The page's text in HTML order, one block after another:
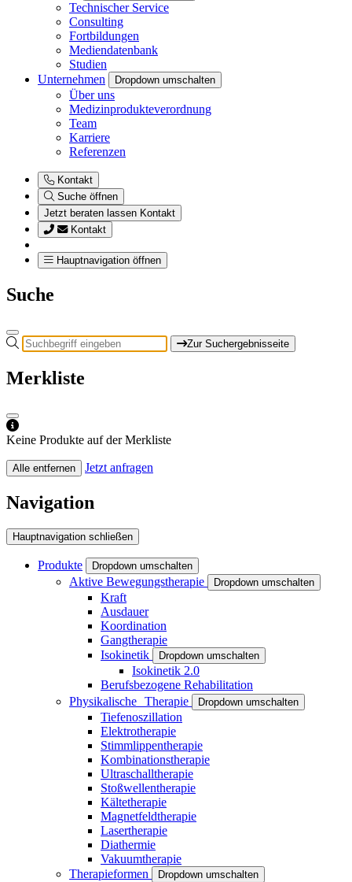
Technischer Service
Consulting
Fortbildungen
Mediendatenbank
Studien
Unternehmen
Dropdown umschalten
Über uns
Medizinprodukteverordnung
Team
Karriere
Referenzen
Kontakt
Suche öffnen
Jetzt beraten lassen Kontakt
Kontakt
Hauptnavigation öffnen
Suche
Zur Suchergebnisseite
Merkliste
Keine Produkte auf der Merkliste
Alle entfernen Jetzt anfragen
Navigation
Hauptnavigation schließen
Produkte Dropdown umschalten
Aktive Bewegungstherapie Dropdown umschalten
Kraft
Ausdauer
Koordination
Gangtherapie
Isokinetik
Dropdown umschalten
Isokinetik 2.0
Berufsbezogene Rehabilitation
Physikalische Therapie
Dropdown umschalten
Tiefenoszillation
Elektrotherapie
Stimmlippentherapie
Kombinationstherapie
Ultraschalltherapie
Stoßwellentherapie
Kältetherapie
Magnetfeldtherapie
Lasertherapie
Diathermie
Vakuumtherapie
Therapieformen
Dropdown umschalten